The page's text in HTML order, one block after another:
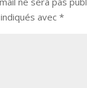
avec *